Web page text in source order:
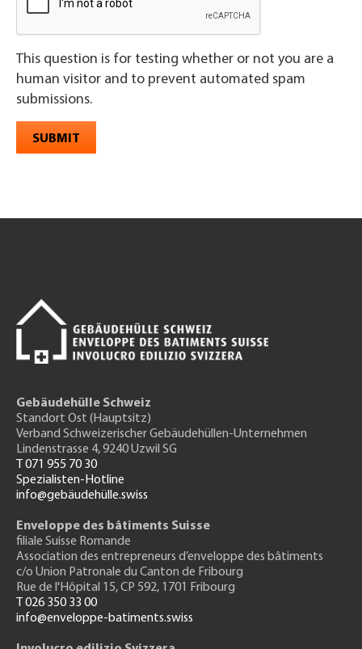
This question is for testing whether or not you are a
human visitor and to prevent automated spam
submissions.
SUBMIT
Gebäudehülle Schweiz
Standort Ost (Hauptsitz)
Verband Schweizerischer Gebäudehüllen-Unternehmen
Lindenstrasse 4, 9240 Uzwil SG
T 071 955 70 30
Spezialisten-Hotline
info@gebäudehülle.swiss
Enveloppe des bâtiments Suisse
filiale Suisse Romande
Association des entrepreneurs d’enveloppe des bâtiments
c/o Union Patronale du Canton de Fribourg
Rue de l'Hôpital 15, CP 592, 1701 Fribourg
T 026 350 33 00
info@enveloppe-batiments.swiss